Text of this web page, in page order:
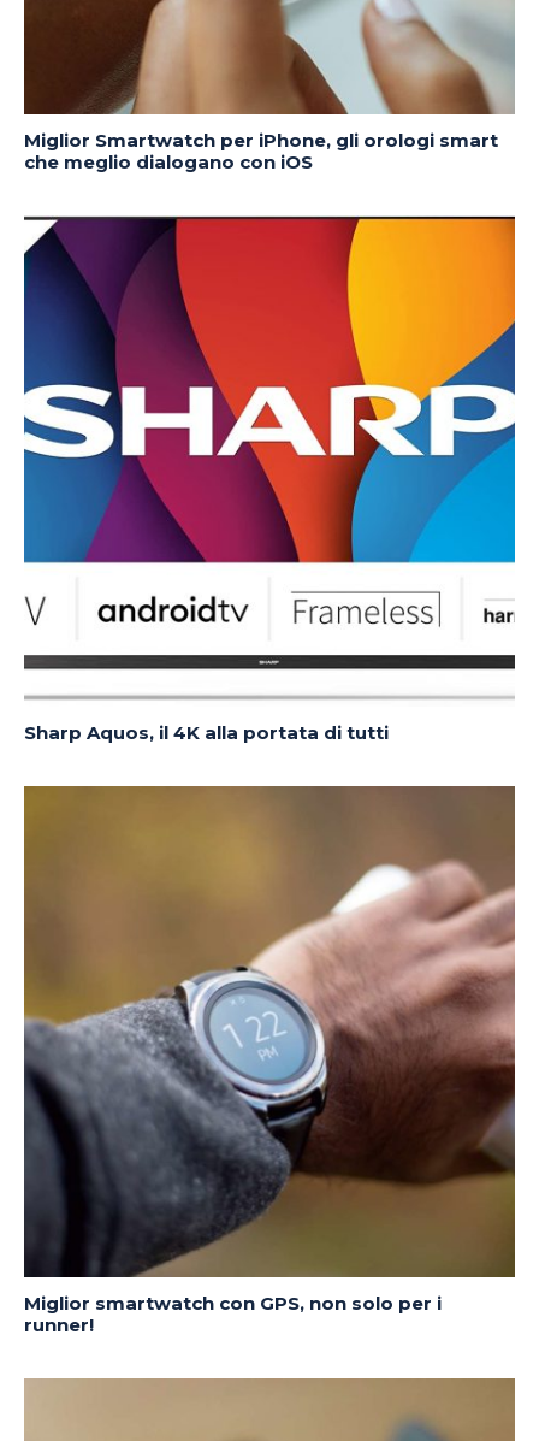
Miglior Smartwatch per iPhone, gli orologi smart
che meglio dialogano con iOS
Sharp Aquos, il 4K alla portata di tutti
Miglior smartwatch con GPS, non solo per i
runner!